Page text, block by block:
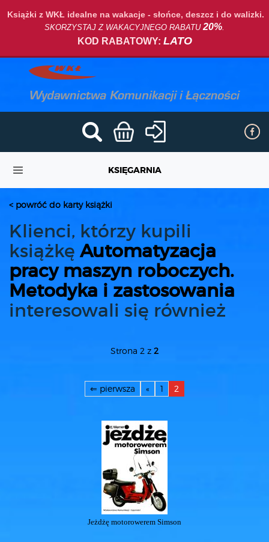
Książki z WKŁ idealne na wakacje - słońce, deszcz i do walizki.
SKORZYSTAJ Z WAKACYJNEGO RABATU20%.
KOD RABATOWY: LATO
KSIĘGARNIA
< powróć do karty książki
Klienci, którzy kupili
książkęAutomatyzacja
pracy maszyn roboczych.
Metodyka i zastosowania
interesowali się również
Strona 2 z 2
⇐ pierwsza « 1 2
Jeżdżę motorowerem Simson